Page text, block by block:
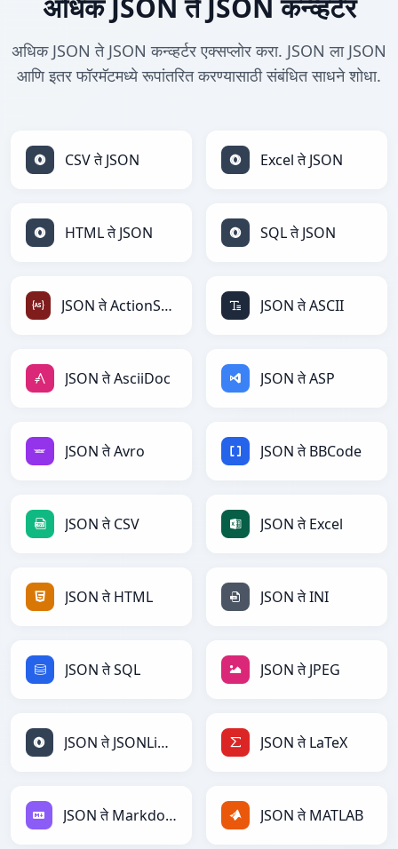
अधिक JSON ते JSON कन्व्हर्टर
अधिक JSON ते JSON कन्व्हर्टर एक्सप्लोर करा. JSON ला JSON
आणि इतर फॉरमॅटमध्ये रूपांतरित करण्यासाठी संबंधित साधने शोधा.
CSV ते JSON Excel ते JSON
HTML ते JSON SQL ते JSON
JSON ते ActionScript JSON ते ASCII
JSON ते AsciiDoc JSON ते ASP
JSON ते Avro JSON ते BBCode
JSON ते CSV JSON ते Excel
JSON ते HTML JSON ते INI
JSON ते SQL JSON ते JPEG
JSON ते JSONLines JSON ते LaTeX
JSON ते Markdown JSON ते MATLAB